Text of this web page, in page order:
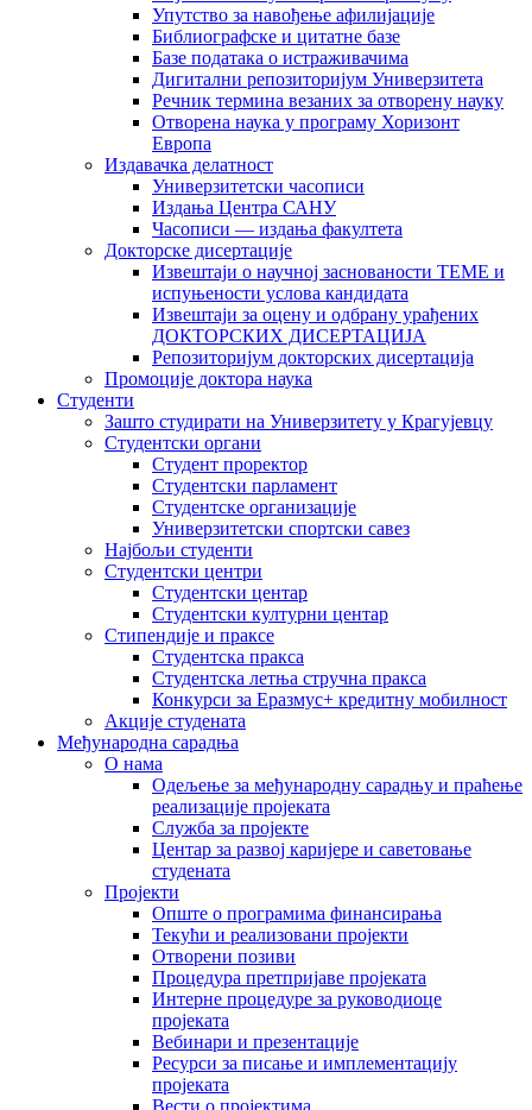
Упутство за навођење афилијације
Библиографске и цитатне базе
Базе података о истраживачима
Дигитални репозиторијум Универзитета
Рeчник термина везаних за отворену науку
Отворена наука у програму Хоризонт
Европа
Издавачка делатност
Универзитетски часописи
Издања Центра САНУ
Часописи — издања факултета
Докторске дисертације
Извештаји о научној заснованости ТЕМЕ и
испуњености услова кандидата
Извештаји за оцену и одбрану урађених
ДОКТОРСКИХ ДИСЕРТАЦИЈА
Репозиторијум докторских дисертација
Промоције доктора наука
Студенти
Зашто студирати на Универзитету у Крагујевцу
Студентски органи
Студент проректор
Студентски парламент
Студентске организације
Универзитетски спортски савез
Најбољи студенти
Студентски центри
Студентски центар
Студентски културни центар
Стипендије и праксе
Студентска пракса
Студентска летња стручна пракса
Конкурси за Еразмус+ кредитну мобилност
Акције студената
Међународна сарадња
О нама
Одељење за међународну сарадњу и праћење
реализације пројеката
Служба за пројекте
Центар за развој каријере и саветовање
студената
Пројекти
Опште о програмима финансирања
Текући и реализовани пројекти
Отворени позиви
Процедура претпријаве пројеката
Интерне процедуре за руководиоце
пројеката
Вебинари и презентације
Ресурси за писање и имплементацију
пројеката
Вести о пројектима